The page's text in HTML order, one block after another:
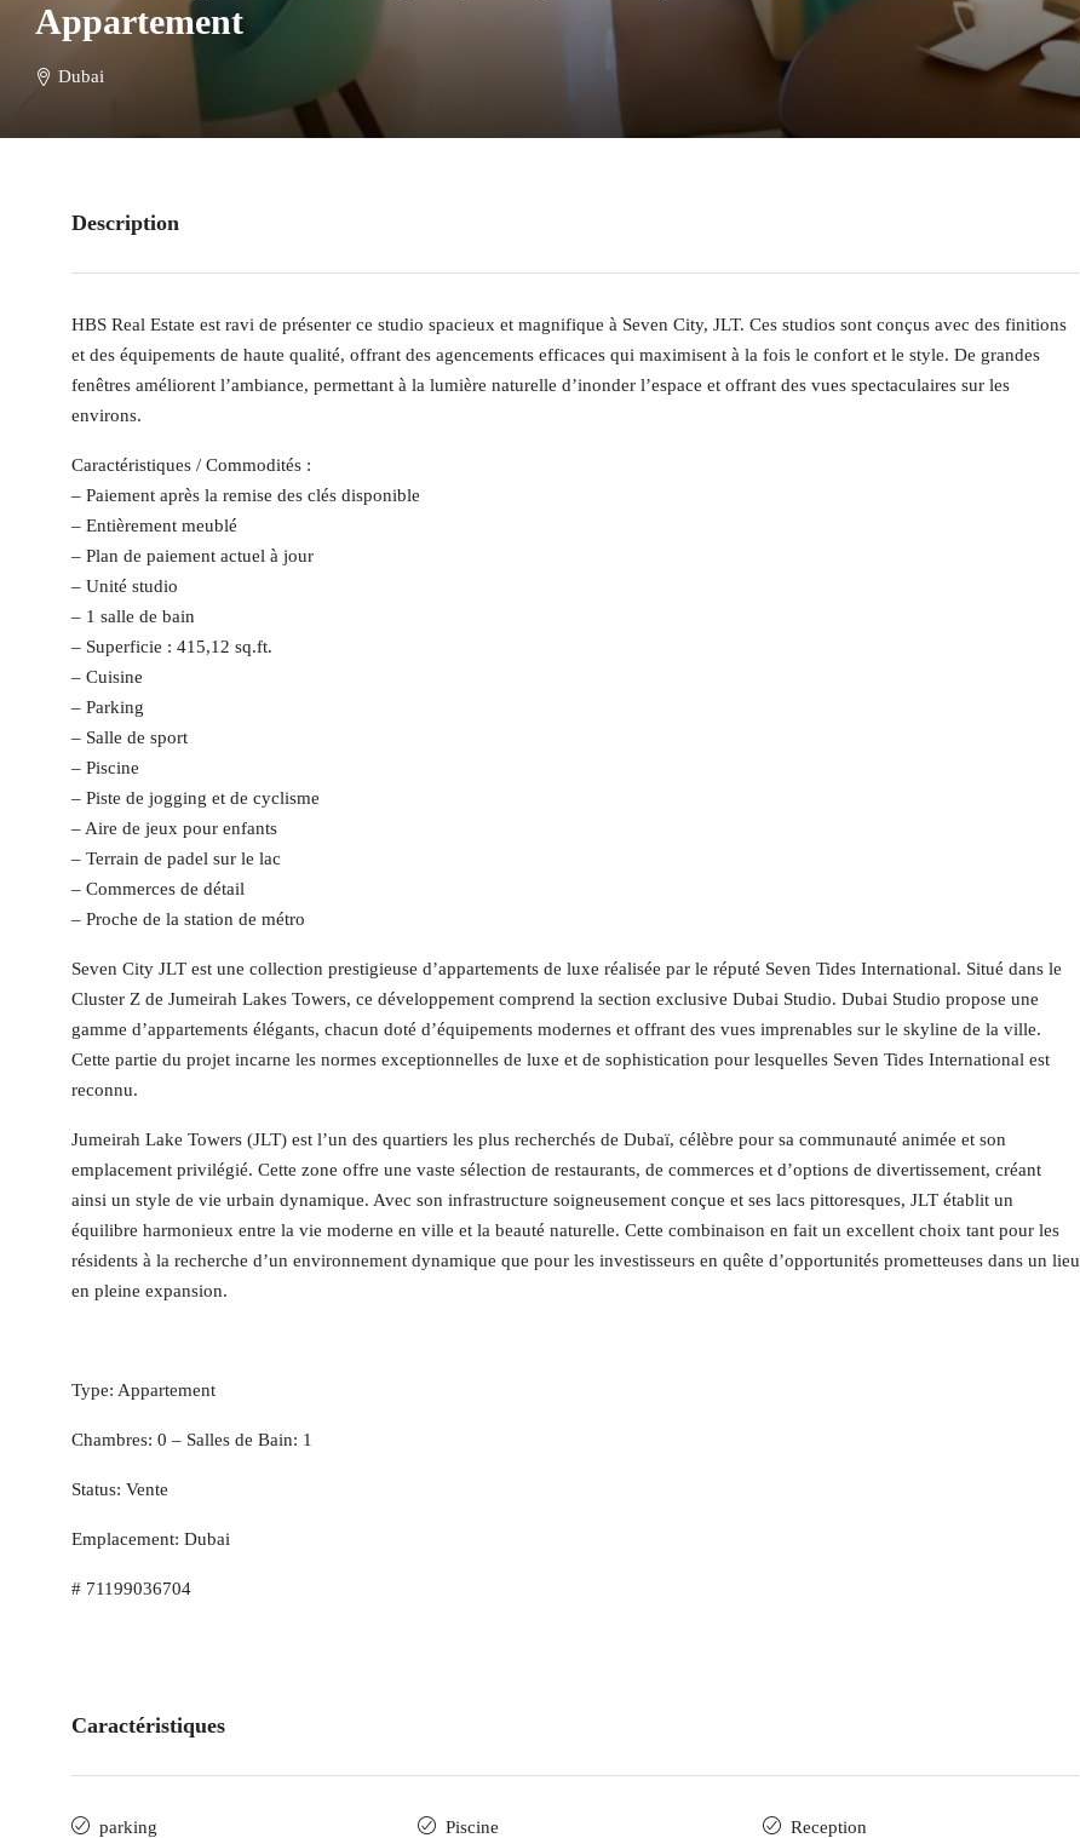
Appartement
Dubai
Description
HBS Real Estate est ravi de présenter ce studio spacieux et magnifique à Seven City, JLT. Ces studios sont conçus avec des finitions
et des équipements de haute qualité, offrant des agencements efficaces qui maximisent à la fois le confort et le style. De grandes
fenêtres améliorent l’ambiance, permettant à la lumière naturelle d’inonder l’espace et offrant des vues spectaculaires sur les
environs.
Caractéristiques / Commodités :
– Paiement après la remise des clés disponible
– Entièrement meublé
– Plan de paiement actuel à jour
– Unité studio
– 1 salle de bain
– Superficie : 415,12 sq.ft.
– Cuisine
– Parking
– Salle de sport
– Piscine
– Piste de jogging et de cyclisme
– Aire de jeux pour enfants
– Terrain de padel sur le lac
– Commerces de détail
– Proche de la station de métro
Seven City JLT est une collection prestigieuse d’appartements de luxe réalisée par le réputé Seven Tides International. Situé dans le
Cluster Z de Jumeirah Lakes Towers, ce développement comprend la section exclusive Dubai Studio. Dubai Studio propose une
gamme d’appartements élégants, chacun doté d’équipements modernes et offrant des vues imprenables sur le skyline de la ville.
Cette partie du projet incarne les normes exceptionnelles de luxe et de sophistication pour lesquelles Seven Tides International est
reconnu.
Jumeirah Lake Towers (JLT) est l’un des quartiers les plus recherchés de Dubaï, célèbre pour sa communauté animée et son
emplacement privilégié. Cette zone offre une vaste sélection de restaurants, de commerces et d’options de divertissement, créant
ainsi un style de vie urbain dynamique. Avec son infrastructure soigneusement conçue et ses lacs pittoresques, JLT établit un
équilibre harmonieux entre la vie moderne en ville et la beauté naturelle. Cette combinaison en fait un excellent choix tant pour les
résidents à la recherche d’un environnement dynamique que pour les investisseurs en quête d’opportunités prometteuses dans un lieu
en pleine expansion.
Type: Appartement
Chambres: 0 – Salles de Bain: 1
Status: Vente
Emplacement: Dubai
# 71199036704
Caractéristiques
parking Piscine Reception